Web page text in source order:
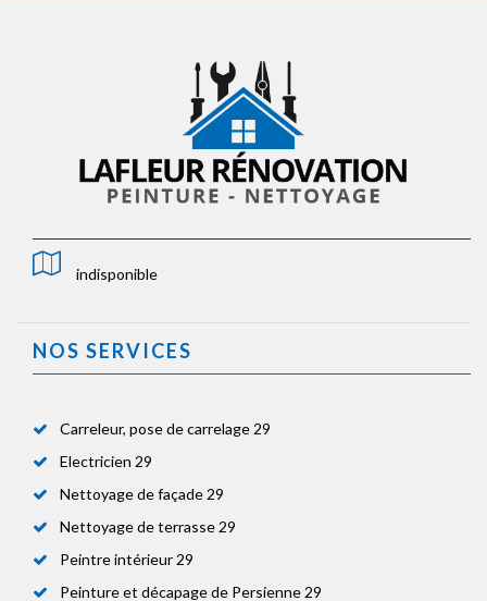
indisponible
NOS SERVICES
Carreleur, pose de carrelage 29
Electricien 29
Nettoyage de façade 29
Nettoyage de terrasse 29
Peintre intérieur 29
Peinture et décapage de Persienne 29